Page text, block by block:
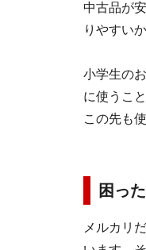
中古品が
りやすい
小学生の
に使うこ
この先も
困っ
メルカリ